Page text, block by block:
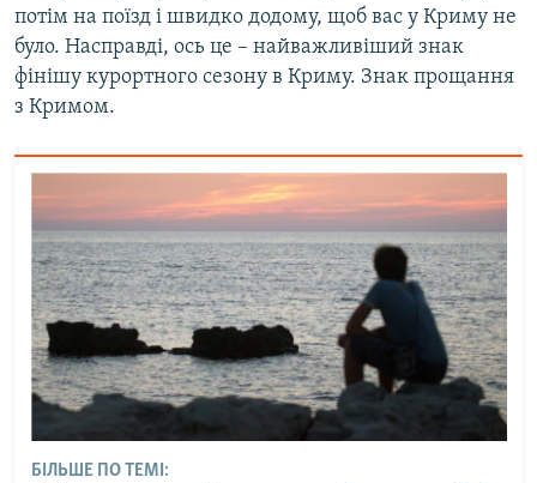
потім на поїзд і швидко додому, щоб вас у Криму не
було. Насправді, ось це – найважливіший знак
фінішу курортного сезону в Криму. Знак прощання
з Кримом.
БІЛЬШЕ ПО ТЕМІ: